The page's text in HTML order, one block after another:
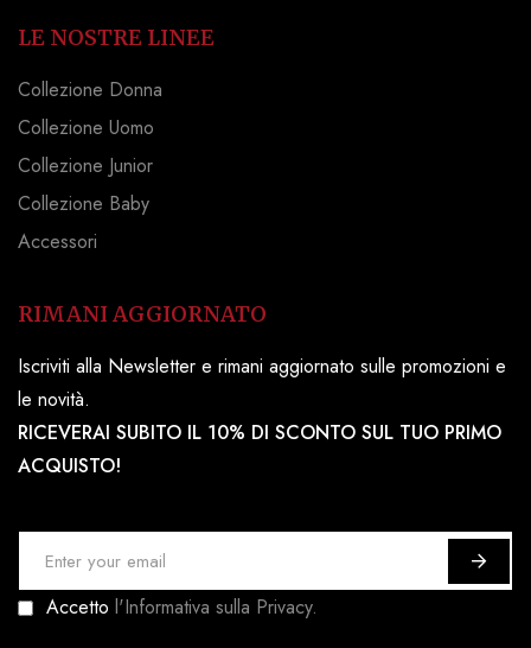
LE NOSTRE LINEE
Collezione Donna
Collezione Uomo
Collezione Junior
Collezione Baby
Accessori
RIMANI AGGIORNATO
Iscriviti alla Newsletter e rimani aggiornato sulle promozioni e
le novità.
RICEVERAI SUBITO IL 10% DI SCONTO SUL TUO PRIMO
ACQUISTO!
c
Accetto l'Informativa sulla Privacy.